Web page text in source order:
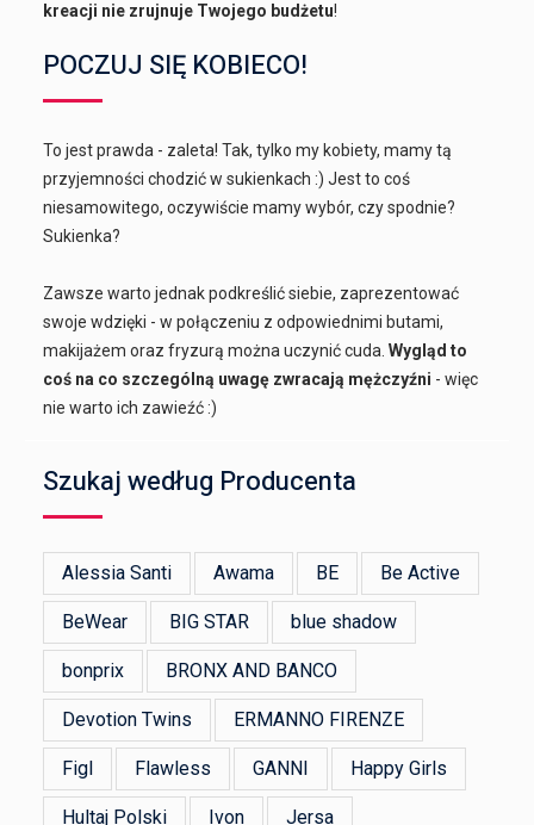
kreacji nie zrujnuje Twojego budżetu!
POCZUJ SIĘ KOBIECO!
To jest prawda - zaleta! Tak, tylko my kobiety, mamy tą
przyjemności chodzić w sukienkach :) Jest to coś
niesamowitego, oczywiście mamy wybór, czy spodnie?
Sukienka?
Zawsze warto jednak podkreślić siebie, zaprezentować
swoje wdzięki - w połączeniu z odpowiednimi butami,
makijażem oraz fryzurą można uczynić cuda.Wygląd to
coś na co szczególną uwagę zwracają mężczyźni - więc
nie warto ich zawieźć :)
Szukaj według Producenta
Alessia Santi Awama BE Be Active
BeWear BIG STAR blue shadow
bonprix BRONX AND BANCO
Devotion Twins ERMANNO FIRENZE
Figl Flawless GANNI Happy Girls
Hultaj Polski Ivon Jersa